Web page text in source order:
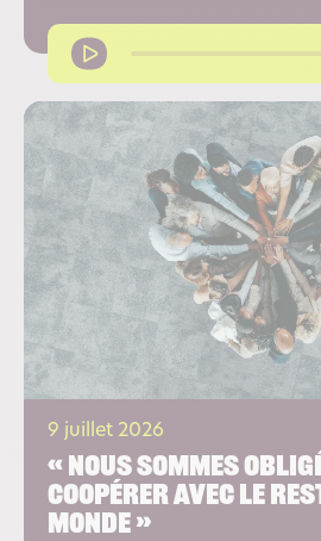
9 juillet 2026
« Nous sommes
coopérer avec le
monde »